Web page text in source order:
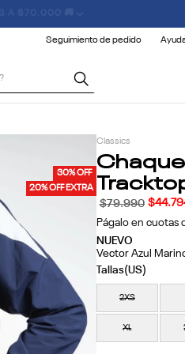
Seguimiento de pedido
30% OFF
20% OFF EXTRA
Classics
$79.990 $44.
Págalo en cuotas
NUEVO
Vector Azul
2XS
XL